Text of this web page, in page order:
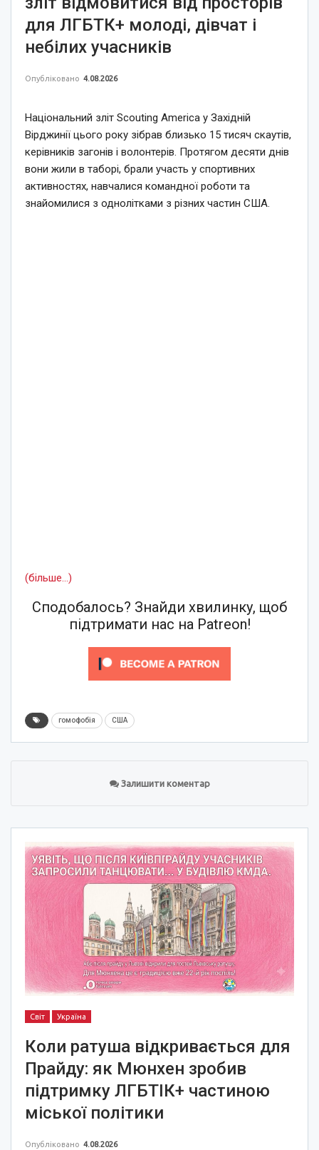
для ЛГБТК+ молоді, дівчат і
небілих учасників
Опубліковано 4.08.2026
Національний зліт Scouting America у Західній
Вірджинії цього року зібрав близько 15 тисяч скаутів,
керівників загонів і волонтерів. Протягом десяти днів
вони жили в таборі, брали участь у спортивних
активностях, навчалися командної роботи та
знайомилися з однолітками з різних частин США.
(більше…)
Сподобалось? Знайди хвилинку, щоб
підтримати нас на Patreon!
гомофобія США
Залишити коментар
Світ Україна
Коли ратуша відкривається для
Прайду: як Мюнхен зробив
підтримку ЛГБТІК+ частиною
міської політики
Опубліковано 4.08.2026